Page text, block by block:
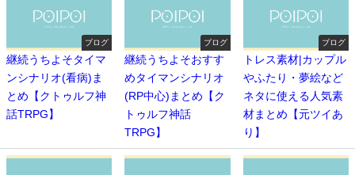
ブログ
継続うちよそタイマ
ンシナリオ(看病)ま
とめ【クトゥルフ神
話TRPG】
ブログ
継続うちよそおすす
めタイマンシナリオ
(RP中心)まとめ【ク
トゥルフ神話
TRPG】
ブログ
トレス素材|カップル
やふたり・夢絵など
ネタに使える人気素
材まとめ【元ツイあ
り】